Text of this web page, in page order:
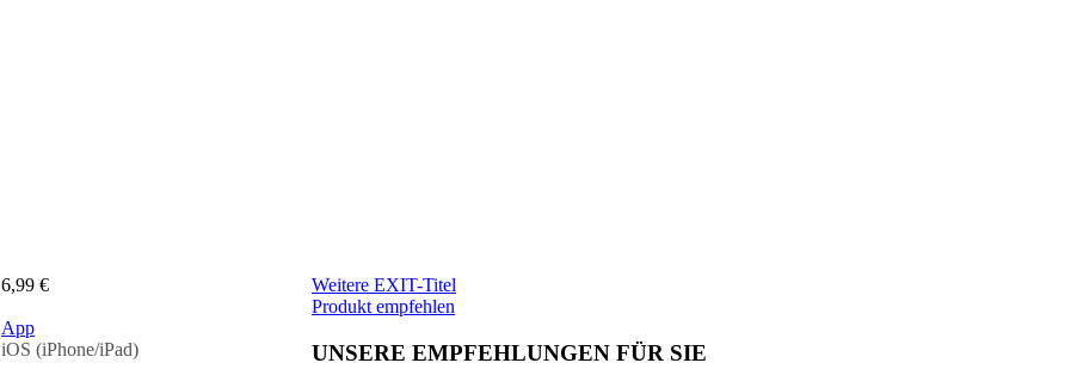
6,99 €
App
iOS (iPhone/iPad)
Weitere EXIT-Titel
Produkt empfehlen
UNSERE EMPFEHLUNGEN FÜR SIE